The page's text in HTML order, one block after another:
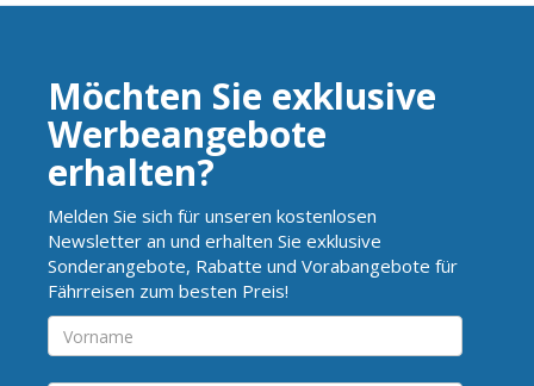
Möchten Sie exklusive
Werbeangebote
erhalten?
Melden Sie sich für unseren kostenlosen
Newsletter an und erhalten Sie exklusive
Sonderangebote, Rabatte und Vorabangebote für
Fährreisen zum besten Preis!